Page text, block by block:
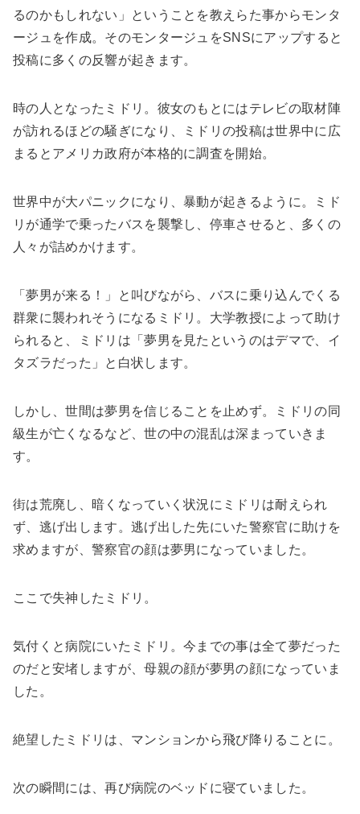
るのかもしれない」ということを教えらた事からモンタ
ージュを作成。そのモンタージュをSNSにアップすると
投稿に多くの反響が起きます。
時の人となったミドリ。彼女のもとにはテレビの取材陣
が訪れるほどの騒ぎになり、ミドリの投稿は世界中に広
まるとアメリカ政府が本格的に調査を開始。
世界中が大パニックになり、暴動が起きるように。ミド
リが通学で乗ったバスを襲撃し、停車させると、多くの
人々が詰めかけます。
「夢男が来る！」と叫びながら、バスに乗り込んでくる
群衆に襲われそうになるミドリ。大学教授によって助け
られると、ミドリは「夢男を見たというのはデマで、イ
タズラだった」と白状します。
しかし、世間は夢男を信じることを止めず。ミドリの同
級生が亡くなるなど、世の中の混乱は深まっていきま
す。
街は荒廃し、暗くなっていく状況にミドリは耐えられ
ず、逃げ出します。逃げ出した先にいた警察官に助けを
求めますが、警察官の顔は夢男になっていました。
ここで失神したミドリ。
気付くと病院にいたミドリ。今までの事は全て夢だった
のだと安堵しますが、母親の顔が夢男の顔になっていま
した。
絶望したミドリは、マンションから飛び降りることに。
次の瞬間には、再び病院のベッドに寝ていました。